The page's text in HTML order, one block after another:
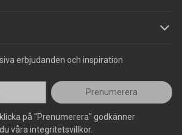
erbjudanden och inspiration
Prenumerera
på "Prenumerera" godkänner
du våra integritetsvillkor.